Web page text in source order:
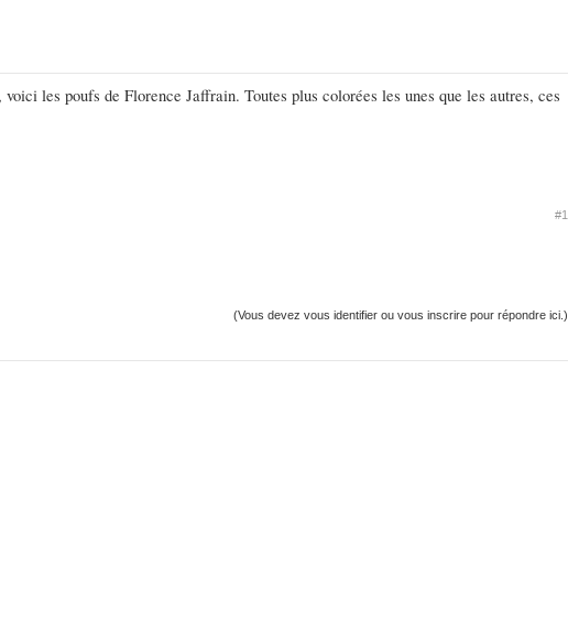
les poufs de Florence Jaffrain. Toutes plus colorées les unes que les autres, ces
#1
(Vous devez vous identifier ou vous inscrire pour répondre ici.)